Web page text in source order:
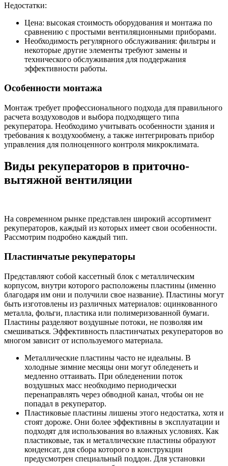
Недостатки:
Цена: высокая стоимость оборудования и монтажа по
сравнению с простыми вентиляционными приборами.
Необходимость регулярного обслуживания: фильтры и
некоторые другие элементы требуют замены и
технического обслуживания для поддержания
эффективности работы.
Особенности монтажа
Монтаж требует профессионального подхода для правильного
расчета воздуховодов и выбора подходящего типа
рекуператора. Необходимо учитывать особенности здания и
требования к воздухообмену, а также интегрировать прибор
управления для полноценного контроля микроклимата.
Виды рекуператоров в приточно-
вытяжной вентиляции
На современном рынке представлен широкий ассортимент
рекуператоров, каждый из которых имеет свои особенности.
Рассмотрим подробно каждый тип.
Пластинчатые рекуператоры
Представляют собой кассетный блок с металлическим
корпусом, внутри которого расположены пластины (именно
благодаря им они и получили свое название). Пластины могут
быть изготовлены из различных материалов: оцинкованного
металла, фольги, пластика или полимеризованной бумаги.
Пластины разделяют воздушные потоки, не позволяя им
смешиваться. Эффективность пластинчатых рекуператоров во
многом зависит от используемого материала.
Металлические пластины часто не идеальны. В
холодные зимние месяцы они могут обледенеть и
медленно оттаивать. При обледенении поток
воздушных масс необходимо периодически
перенаправлять через обводной канал, чтобы он не
попадал в рекуператор.
Пластиковые пластины лишены этого недостатка, хотя и
стоят дороже. Они более эффективны в эксплуатации и
подходят для использования во влажных условиях. Как
пластиковые, так и металлические пластины образуют
конденсат, для сбора которого в конструкции
предусмотрен специальный поддон. Для установки